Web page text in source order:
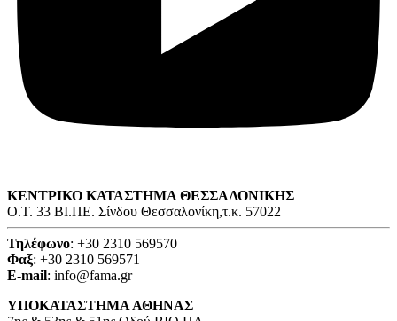
ΚΕΝΤΡΙΚΟ ΚΑΤΑΣΤΗΜΑ ΘΕΣΣΑΛΟΝΙΚΗΣ
O.T. 33 ΒΙ.ΠΕ. Σίνδου Θεσσαλονίκη,τ.κ. 57022
Τηλέφωνο: +30 2310 569570
Φαξ: +30 2310 569571
E-mail: info@fama.gr
ΥΠΟΚΑΤΑΣΤΗΜΑ ΑΘΗΝΑΣ